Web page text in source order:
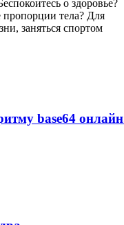
о здоровье?
тела? Для
заняться спортом
base64